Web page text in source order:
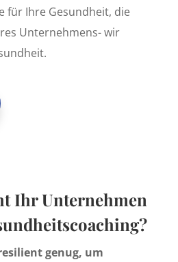
für Ihre Gesundheit, die
Unternehmens- wir
Ihr Unternehmen
genug, um